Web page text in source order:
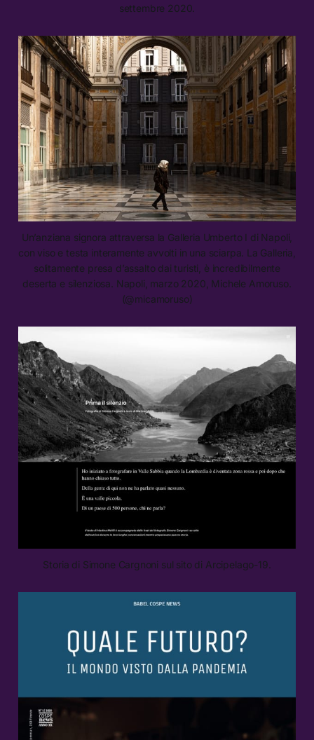
settembre 2020.
Un’anziana signora attraversa la Galleria Umberto I di Napoli,
con viso e testa interamente avvolti in una sciarpa. La Galleria,
solitamente presa d’assalto dai turisti, è incredibilmente
deserta e silenziosa. Napoli, marzo 2020, Michele Amoruso.
(@micamoruso)
Storia di Simone Cargnoni sul sito di Arcipelago-19.